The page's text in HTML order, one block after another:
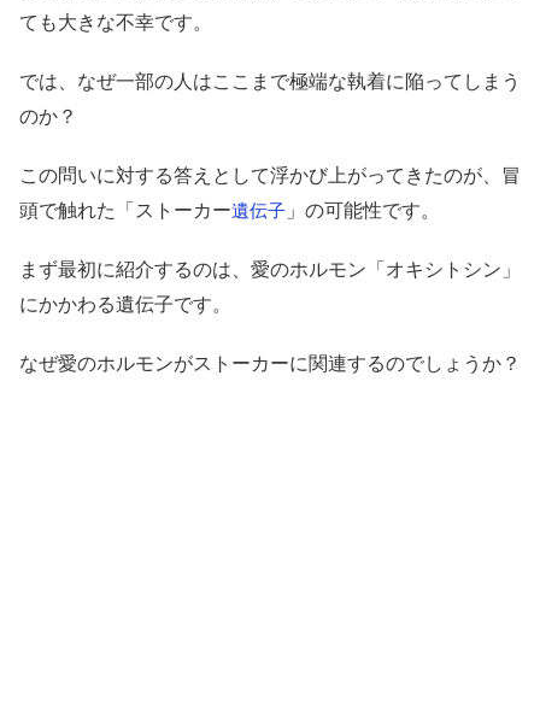
ても大きな不幸です。
では、なぜ一部の人はここまで極端な執着に陥ってしまう
のか？
この問いに対する答えとして浮かび上がってきたのが、冒
頭で触れた「ストーカー遺伝子 」の可能性です。
まず最初に紹介するのは、愛のホルモン「オキシトシン」
にかかわる遺伝子です。
なぜ愛のホルモンがストーカーに関連するのでしょうか？